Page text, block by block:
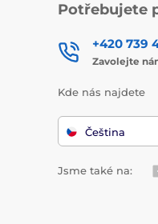
Potřebujete
+420 739
Zavolejte
Kde nás najdete
Čeština
Jsme také na: